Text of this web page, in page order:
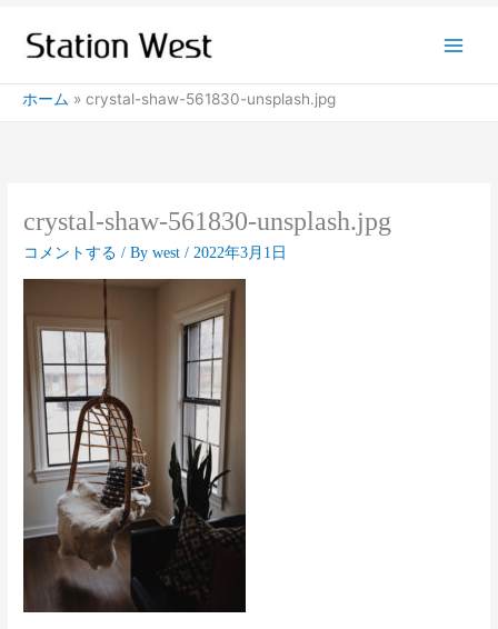
ス
ホーム crystal-shaw-561830-unsplash.jpg
crystal-shaw-561830-unsplash.jpg
コメントする / Bywest/ 2022年3月1日